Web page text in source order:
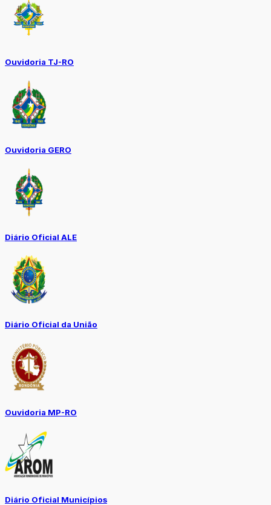
Ouvidoria TJ-RO
Ouvidoria GERO
Diário Oficial ALE
Diário Oficial da União
Ouvidoria MP-RO
Diário Oficial Municípios